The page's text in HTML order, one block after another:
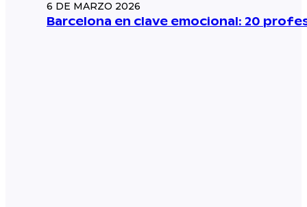
6 DE MARZO 2026
Barcelona en clave emocional: 20